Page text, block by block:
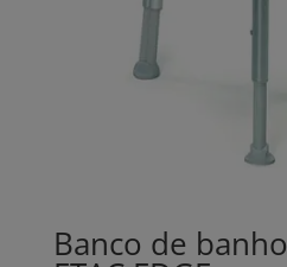
Banco de banho